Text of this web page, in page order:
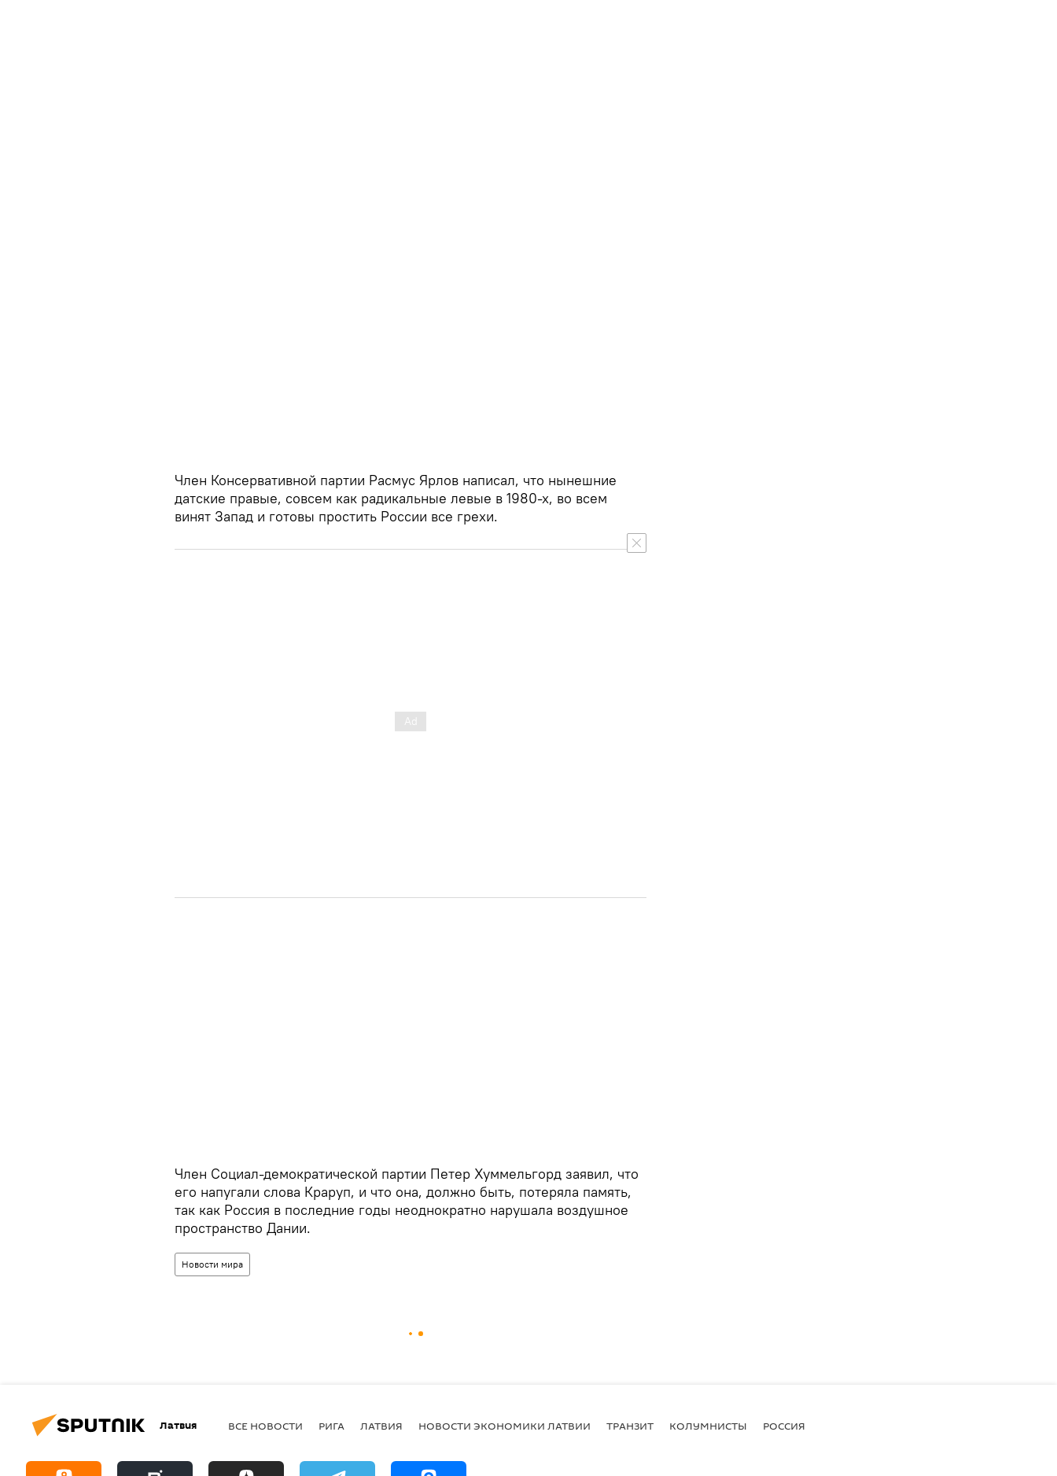
Член Консервативной партии Расмус Ярлов написал, что нынешние
датские правые, совсем как радикальные левые в 1980-х, во всем
винят Запад и готовы простить России все грехи.
Член Социал-демократической партии Петер Хуммельгорд заявил, что
его напугали слова Краруп, и что она, должно быть, потеряла память,
так как Россия в последние годы неоднократно нарушала воздушное
пространство Дании.
Новости мира
Латвия ВСЕ НОВОСТИ РИГА ЛАТВИЯ НОВОСТИ ЭКОНОМИКИ ЛАТВИИ ТРАНЗИТ КОЛУМНИСТЫ РОССИЯ